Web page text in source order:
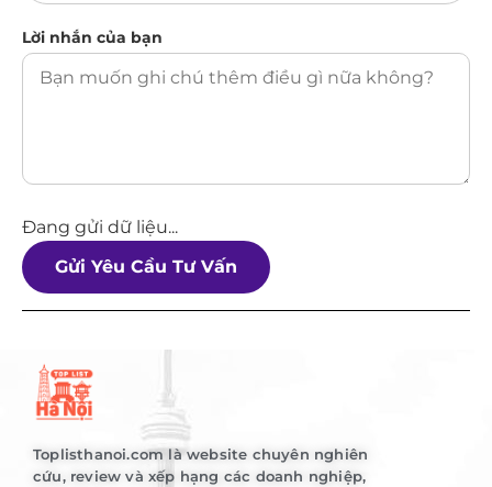
Lời nhắn của bạn
Đang gửi dữ liệu...
Gửi Yêu Cầu Tư Vấn
Toplisthanoi.com là website chuyên nghiên
cứu, review và xếp hạng các doanh nghiệp,